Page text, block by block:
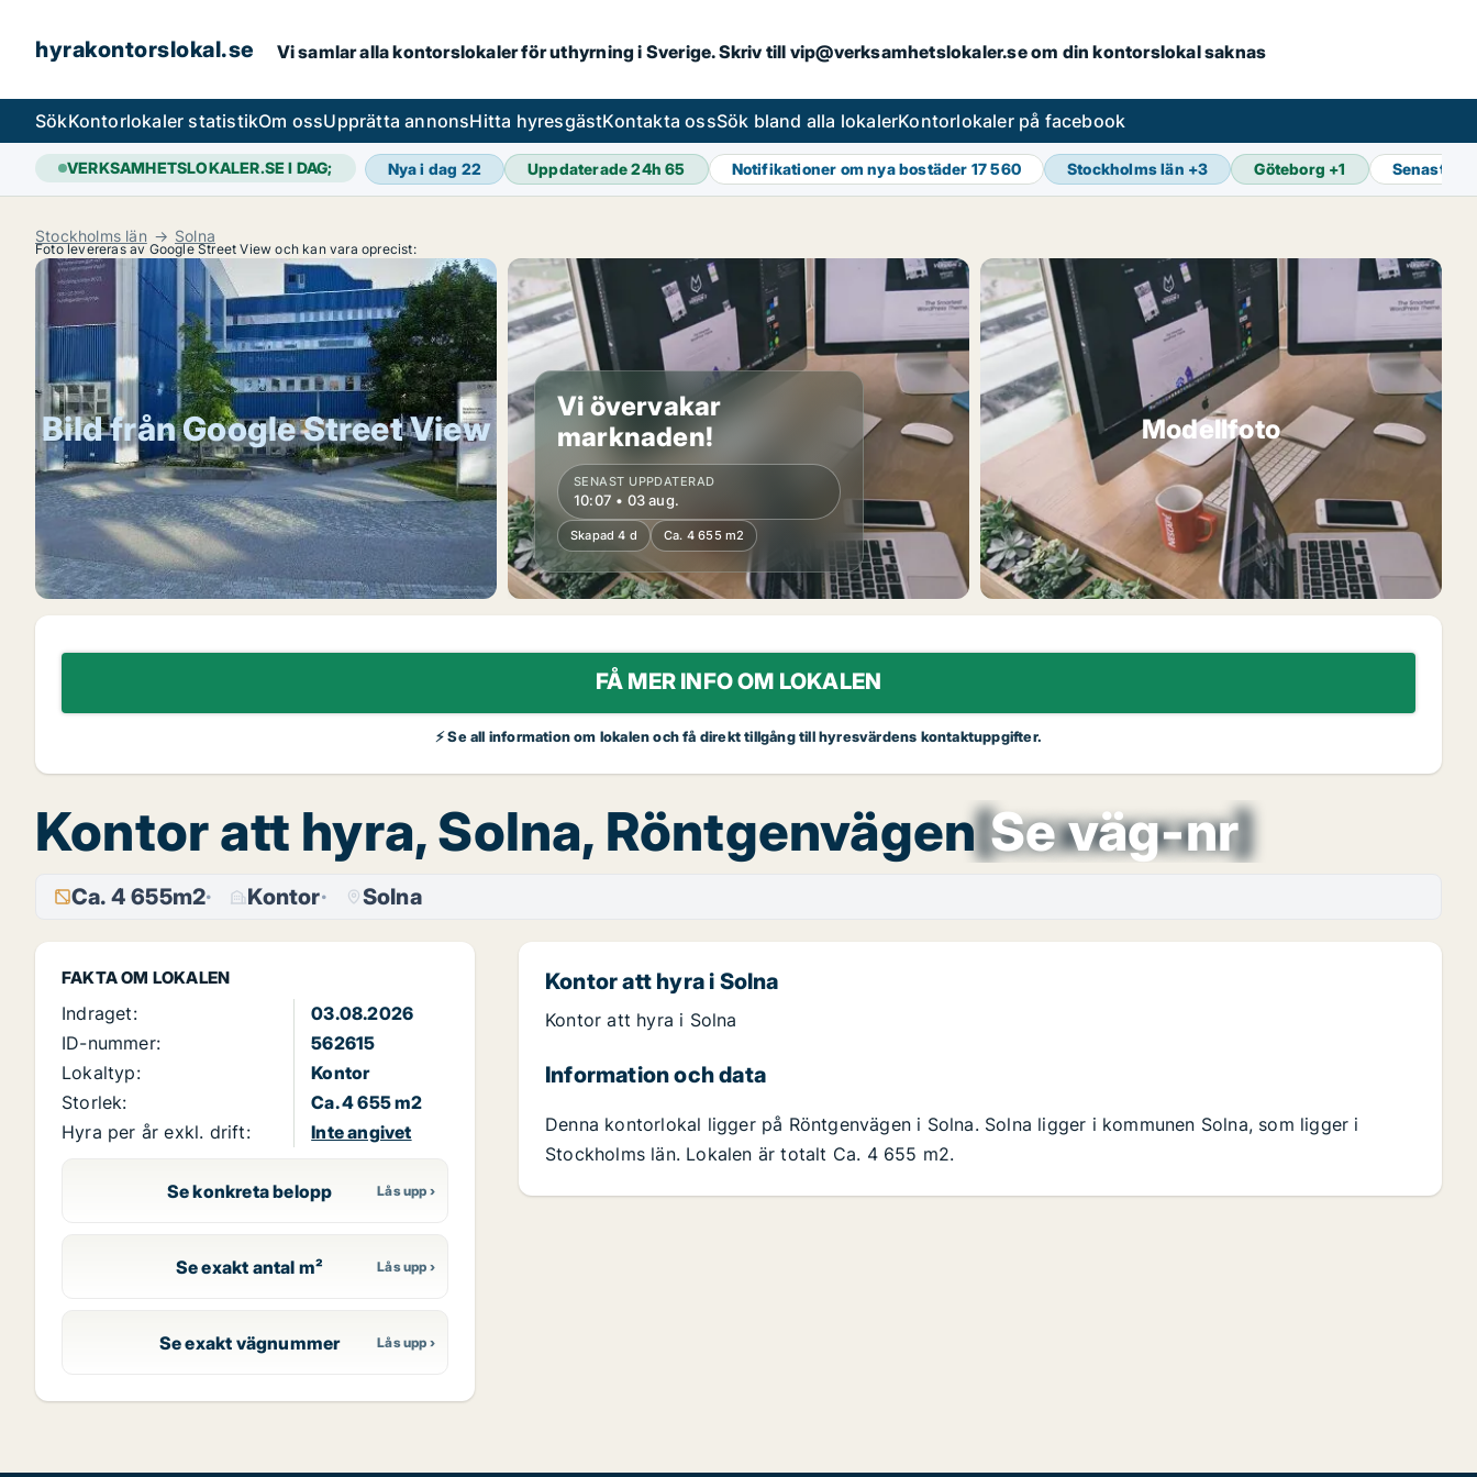
hyrakontorslokal.se Vi samlar alla kontorslokaler för uthyrning i Sverige. Skriv till vip@verksamhetslokaler.se om din kontorslokal saknas
SökKontorlokaler statistikOm ossUpprätta annonsHitta hyresgästKontakta ossSök bland alla lokalerKontorlokaler på facebook
VERKSAMHETSLOKALER.SE I DAG; Nya i dag 22 Uppdaterade 24h65 Notifikationer om nya bostäder 17 560 Stockholms län +3 Göteborg +1 Senaste
Stockholms län Solna
Foto levereras av Google Street View och kan vara oprecist:
Bild från Google Street View
Vi övervakar
marknaden!
SENAST UPPDATERAD
10:07 • 03 aug.
Skapad 4 d Ca. 4 655 m2
Modellfoto
FÅ MER INFO OM LOKALEN
⚡ Se all information om lokalen och få direkt tillgång till hyresvärdens kontaktuppgifter.
Kontor att hyra, Solna, Röntgenvägen Se väg-nr
[xxxxxxxx]
Ca. 4 655m2 Kontor Solna
FAKTA OM LOKALEN
Indraget:
03.08.2026
ID-nummer:
562615
Lokaltyp:
Kontor
Storlek:
Ca. 4 655 m2
Hyra per år exkl. drift:
Inte angivet
Se konkreta belopp
Se exakt antal m²
Se exakt vägnummer
Kontor att hyra i Solna
Kontor att hyra i Solna
Information och data
Denna kontorlokal ligger på Röntgenvägen i Solna. Solna ligger i kommunen Solna, som ligger i
Stockholms län. Lokalen är totalt Ca. 4 655 m2.